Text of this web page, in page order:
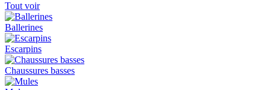
Tout voir
Ballerines
Escarpins
Chaussures basses